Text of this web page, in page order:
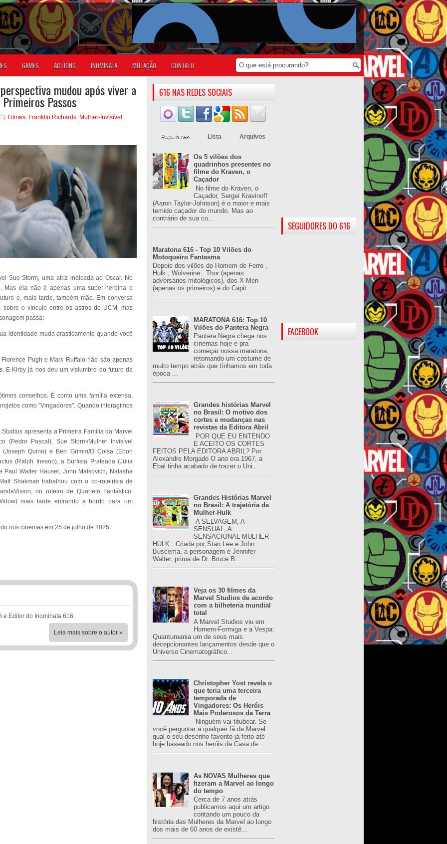
GAMES ACTIONS INOMINATA MUTAÇÃO CONTATO
mudou após viver a
Passos
Filmes, Franklin Richards, Mulher-Invisível ,
Sue Storm, uma atriz indicada ao Oscar. No
Mas ela não é apenas uma super-heroína e
e, mais tarde, também mãe. Em conversa
o vínculo entre os astros do UCM, mas
passa:
identidade muda drasticamente quando você
Pugh e Mark Ruffalo não são apenas
E Kirby já nos deu um vislumbre do futuro da
conselhos. É como uma família extensa,
como "Vingadores". Quando interagimos
apresenta a Primeira Família da Marvel
(Pedro Pascal), Sue Storm/Mulher Invisível
(Joseph Quinn) e Ben Grimm/O Coisa (Ebon
(Ralph Ineson), a Surfista Prateada (Julia
Paul Walter Hauser, John Malkovich, Natasha
Shakman trabalhou com o co-roteirista de
no roteiro de Quarteto Fantástico:
mais tarde entrando a bordo para um
nos cinemas em 25 de julho de 2025.
e Editor do Inominata 616.
Leia mais sobre o autor »
616 NAS REDES SOCIAIS
Populares Lista Arquivos
Os 5 vilões dos
quadrinhos presentes no
filme do Kraven, o
Caçador
No filme do Kraven, o
Caçador, Sergei Kravinoff
(Aaron Taylor-Johnson) é o maior e mais
temido caçador do mundo. Mas ao
contrário de sua co...
Maratona 616 - Top 10 Vilões do
Motoqueiro Fantasma
Depois dos vilões do Homem de Ferro ,
Hulk , Wolverine , Thor (apenas
adversários mitológicos), dos X-Men
(apenas os primeiros) e do Capit...
MARATONA 616: Top 10
Vilões do Pantera Negra
Pantera Negra chega nos
cinemas hoje e pra
começar nossa maratona,
retomando um costume de
muito tempo atrás que tínhamos em toda
época ...
Grandes histórias Marvel
no Brasil: O motivo dos
cortes e mudanças nas
revistas da Editora Abril
POR QUE EU ENTENDO
E ACEITO OS CORTES
FEITOS PELA EDITORA ABRIL? Por
Alexandre Morgado O ano era 1967, a
Ebal tinha acabado de trazer o Uni...
Grandes Histórias Marvel
no Brasil: A trajetória da
Mulher-Hulk
A SELVAGEM, A
SENSUAL, A
SENSACIONAL MULHER-
HULK . Criada por Stan Lee e John
Buscema, a personagem é Jennifer
Walter, prima de Dr. Bruce B...
Veja os 30 filmes da
Marvel Studios de acordo
com a bilheteria mundial
total
A Marvel Studios viu em
Homem-Formiga e a Vespa:
Quantumania um de seus mais
decepcionantes lançamentos desde que o
Universo Cinematográfico...
Christopher Yost revela o
que teria uma terceira
temporada de
Vingadores: Os Heróis
Mais Poderosos da Terra
Ninguém vai titubear. Se
você perguntar a qualquer fã da Marvel
qual o seu desenho favorito já feito até
hoje baseado nos heróis da Casa da...
As NOVAS Mulheres que
fizeram a Marvel ao longo
do tempo
Cerca de 7 anos atrás
publicamos aqui um artigo
contando um pouco da
história das Mulheres da Marvel ao longo
dos mais de 60 anos de existê...
SEGUIDORES DO 616
FACEBOOK